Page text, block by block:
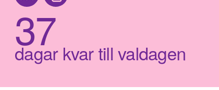
37
dagar kvar till valdagen